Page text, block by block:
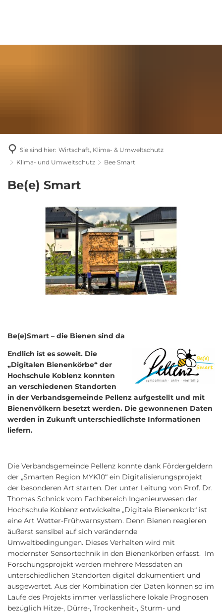
Sie sind hier: Wirtschaft, Klima- & Umweltschutz
Klima- und Umweltschutz
Bee Smart
Bee
Be(e) Smart
Be(e)Smart – die Bienen sind da
Endlich ist es soweit. Die
„Digitalen Bienenkörbe“ der
Hochschule Koblenz konnten
an verschiedenen Standorten
in der Verbandsgemeinde Pellenz aufgestellt und mit
Bienenvölkern besetzt werden. Die gewonnenen Daten
werden in Zukunft unterschiedlichste Informationen
liefern.
Die Verbandsgemeinde Pellenz konnte dank Fördergeldern
der „Smarten Region MYK10“ ein Digitalisierungsprojekt
der besonderen Art starten. Der unter Leitung von Prof. Dr.
Thomas Schnick vom Fachbereich Ingenieurwesen der
Hochschule Koblenz entwickelte „Digitale Bienenkorb“ ist
eine Art Wetter-Frühwarnsystem. Denn Bienen reagieren
äußerst sensibel auf sich verändernde
Umweltbedingungen. Dieses Verhalten wird mit
modernster Sensortechnik in den Bienenkörben erfasst. Im
Forschungsprojekt werden mehrere Messdaten an
unterschiedlichen Standorten digital dokumentiert und
ausgewertet. Aus der Kombination der Daten können so im
Laufe des Projekts immer verlässlichere lokale Prognosen
bezüglich Hitze-, Dürre-, Trockenheit-, Sturm- und